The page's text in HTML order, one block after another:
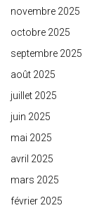
novembre 2025
octobre 2025
septembre 2025
août 2025
juillet 2025
juin 2025
mai 2025
avril 2025
mars 2025
février 2025